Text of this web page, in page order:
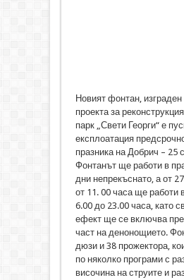
Новият фонтан,
проекта за
парк „Свети Георги“ е
експлоатация
празника на Добрич – 25
Фонтанът ще работи в
дни непрекъснато, а от
от 11. 00 часа ще работи
6.00 до 23.00 часа, като
ефект ще се включва
част на денонощието.
дюзи и 38 прожектора,
по няколко програми с
височина на струите и